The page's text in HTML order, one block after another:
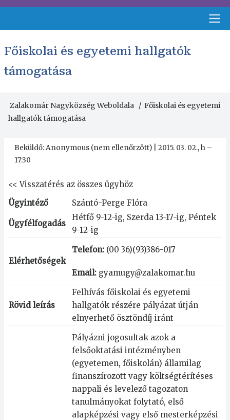
Ugrás
Fejléc
menü
Főiskolai és egyetemi hallgatók
támogatása
Morzsa
Zalakomár Nagyközség Weboldala
Főiskolai és egyetemi
hallgatók támogatása
Beküldő:Anonymous (nem ellenőrzött)
2015. 03. 02., h –
17:30
<<Visszatérés az összes ügyhöz
Ügyintéző
Szántó-Perge Flóra
Ügyfélfogadás
Hétfő 9-12-ig, Szerda 13-17-ig, Péntek
9-12-ig
Elérhetőségek
Telefon: (00 36)(93)386-017
Email: gyamugy@zalakomar.hu
Rövid leírás
Felhívás főiskolai és egyetemi
hallgatók részére pályázat útján
elnyerhető ösztöndíj iránt
Pályázni jogosultak azok a
felsőoktatási intézményben
(egyetemen, főiskolán) államilag
finanszírozott vagy költségtérítéses
nappali és levelező tagozaton
tanulmányokat folytató, első
alapképzési vagy első mesterképzési